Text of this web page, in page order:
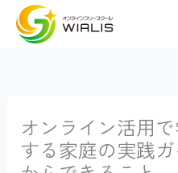
オンライン活用
する家庭の実践